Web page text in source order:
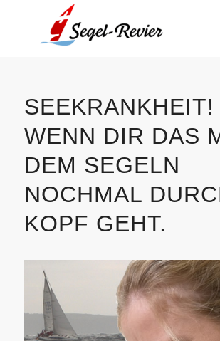
SEEKRANKHEIT!
WENN DIR DAS
DEM SEGELN
NOCHMAL
KOPF GEHT.